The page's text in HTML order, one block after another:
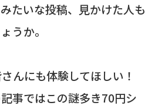
たいな投稿、見かけた人も
うか。
んにも体験してほしい！
事ではこの謎多き70円シ